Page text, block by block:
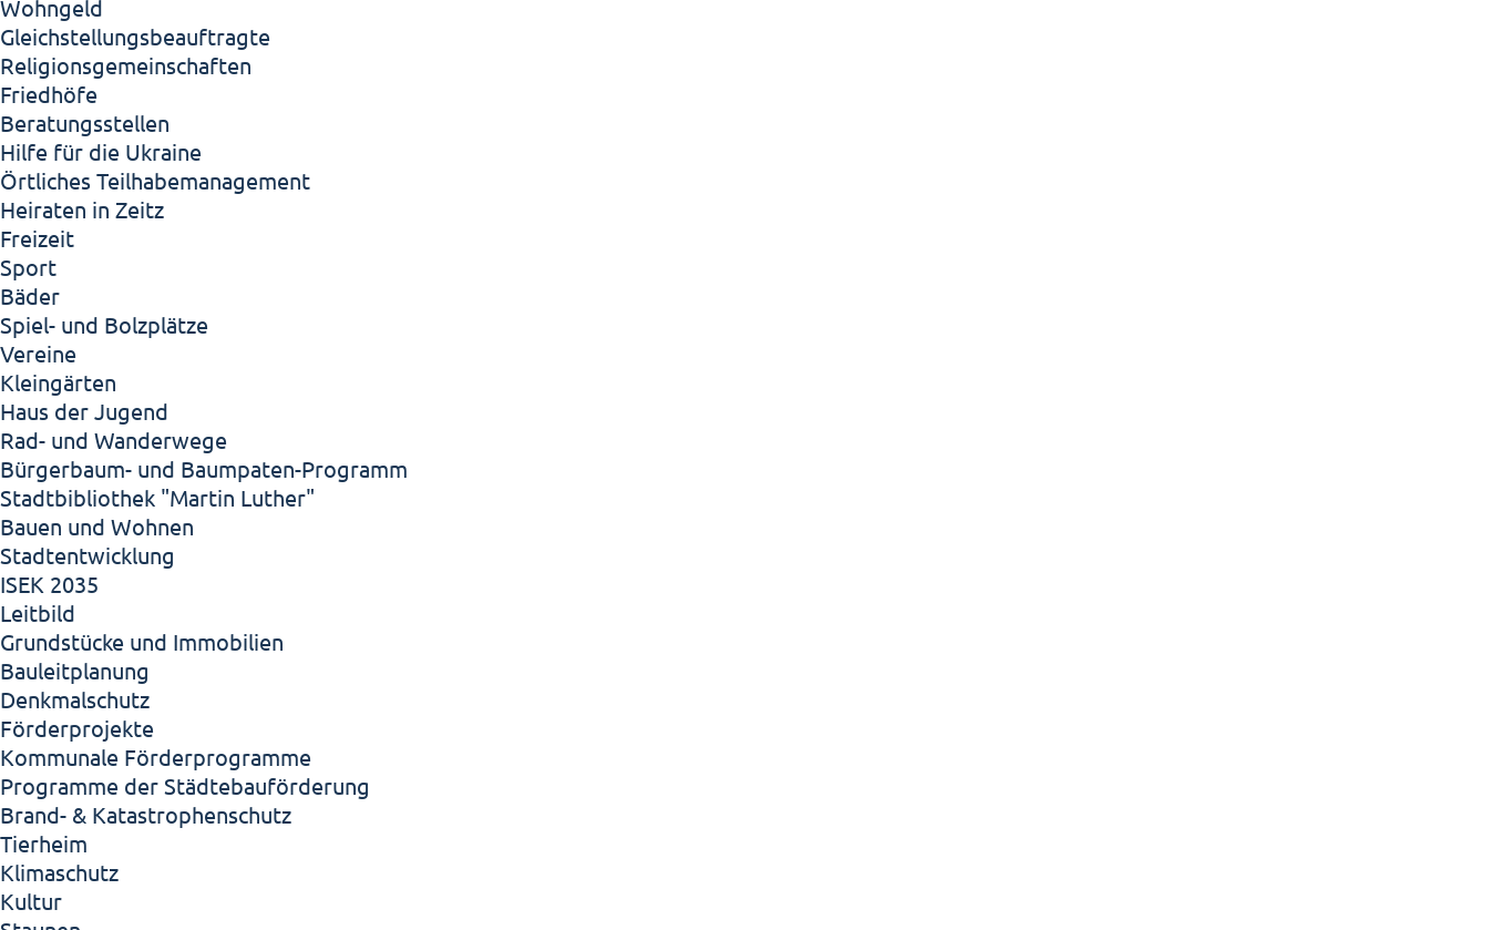
Wohngeld
Gleichstellungsbeauftragte
Religionsgemeinschaften
Friedhöfe
Beratungsstellen
Hilfe für die Ukraine
Örtliches Teilhabemanagement
Heiraten in Zeitz
Freizeit
Sport
Bäder
Spiel- und Bolzplätze
Vereine
Kleingärten
Haus der Jugend
Rad- und Wanderwege
Bürgerbaum- und Baumpaten-Programm
Stadtbibliothek "Martin Luther"
Bauen und Wohnen
Stadtentwicklung
ISEK 2035
Leitbild
Grundstücke und Immobilien
Bauleitplanung
Denkmalschutz
Förderprojekte
Kommunale Förderprogramme
Programme der Städtebauförderung
Brand- & Katastrophenschutz
Tierheim
Klimaschutz
Kultur